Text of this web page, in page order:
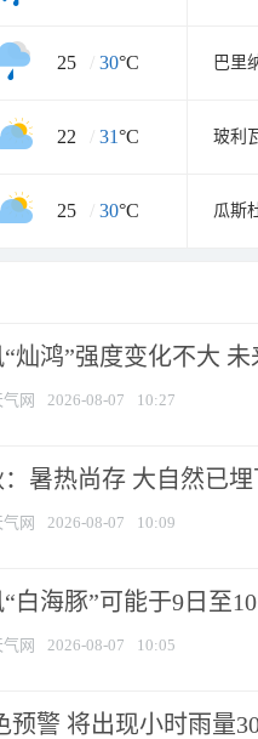
25 / 30°C 巴里
22 / 31°C 玻利
25 / 30°C 瓜斯
“灿鸿”强度变化不大
网 2026-08-07 10:27
：暑热尚存 大自然已
网 2026-08-07 10:09
“白海豚”可能于9日至
网 2026-08-07 10:05
预警 将出现小时雨量